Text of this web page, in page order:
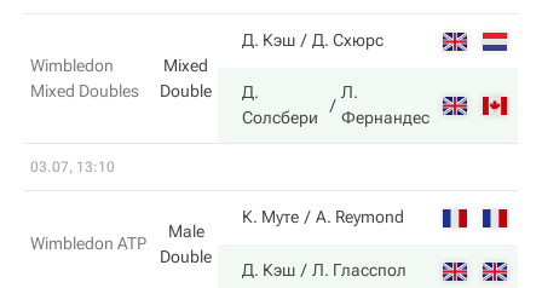
Wimbledon
Mixed Doubles
Mixed
Double
Д. Кэш Д. Схюрс
Д.
Солсбери
Л.
Фернандес
03.07, 13:10
Wimbledon ATP
Male
Double
К. Муте A. Reymond
Д. Кэш Л. Гласспол